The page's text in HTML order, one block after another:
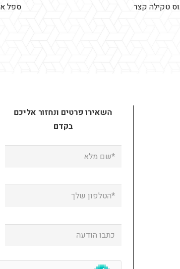
ספל אספרסו זכוכית
השאירו פרטים ונחזור אליכם
בקדם